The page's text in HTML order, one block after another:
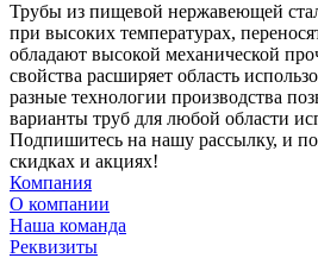
Трубы из пищевой нержавеющей
при высоких температурах,
обладают высокой механической
свойства расширяет область
разные технологии производства
варианты труб для любой области
Подпишитесь на нашу рассылку, и
скидках и акциях!
Компания
О компании
Наша команда
Реквизиты